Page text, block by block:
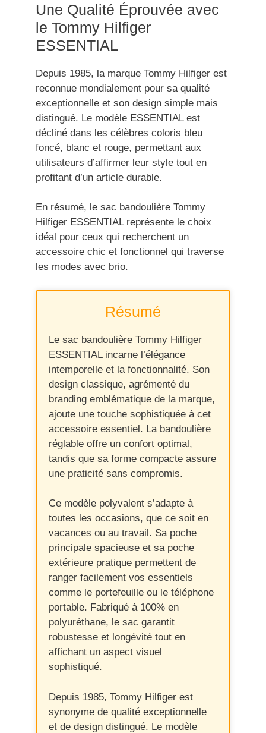
Une Qualité Éprouvée avec
le Tommy Hilfiger
ESSENTIAL
Depuis 1985, la marque Tommy Hilfiger est
reconnue mondialement pour sa qualité
exceptionnelle et son design simple mais
distingué. Le modèle ESSENTIAL est
décliné dans les célèbres coloris bleu
foncé, blanc et rouge, permettant aux
utilisateurs d’affirmer leur style tout en
profitant d’un article durable.
En résumé, le sac bandoulière Tommy
Hilfiger ESSENTIAL représente le choix
idéal pour ceux qui recherchent un
accessoire chic et fonctionnel qui traverse
les modes avec brio.
Résumé
Le sac bandoulière Tommy Hilfiger
ESSENTIAL incarne l’élégance
intemporelle et la fonctionnalité. Son
design classique, agrémenté du
branding emblématique de la marque,
ajoute une touche sophistiquée à cet
accessoire essentiel. La bandoulière
réglable offre un confort optimal,
tandis que sa forme compacte assure
une praticité sans compromis.
Ce modèle polyvalent s’adapte à
toutes les occasions, que ce soit en
vacances ou au travail. Sa poche
principale spacieuse et sa poche
extérieure pratique permettent de
ranger facilement vos essentiels
comme le portefeuille ou le téléphone
portable. Fabriqué à 100% en
polyuréthane, le sac garantit
robustesse et longévité tout en
affichant un aspect visuel
sophistiqué.
Depuis 1985, Tommy Hilfiger est
synonyme de qualité exceptionnelle
et de design distingué. Le modèle